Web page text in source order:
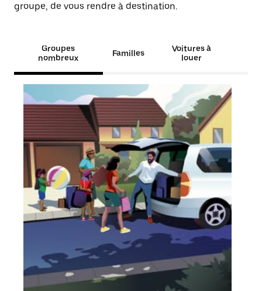
groupe, de vous rendre à destination.
Groupes
nombreux
Familles
Voitures à
louer